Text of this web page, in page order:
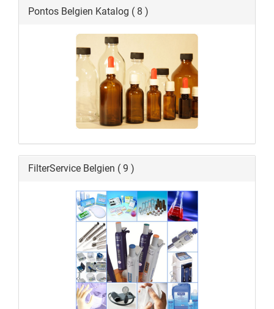
Pontos Belgien Katalog ( 8 )
FilterService Belgien ( 9 )